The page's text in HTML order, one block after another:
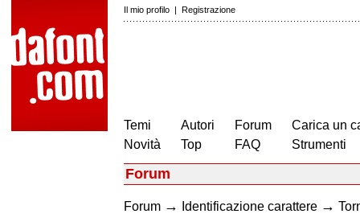
Il mio profilo | Registrazione
Temi
Novità
Autori
Top
Forum
FAQ
Carica un
Strumenti
Forum
Forum → Identificazione carattere →